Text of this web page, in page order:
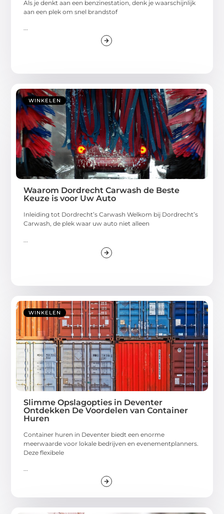
Als je denkt aan een benzinestation, denk je waarschijnlijk
aan een plek om snel brandstof
...
WINKELEN
Waarom Dordrecht Carwash de Beste
Keuze is voor Uw Auto
Inleiding tot Dordrecht’s Carwash Welkom bij Dordrecht’s
Carwash, de plek waar uw auto niet alleen
WINKELEN
Slimme Opslagopties in Deventer
Ontdekken De Voordelen van Container
Huren
Container huren in Deventer biedt een enorme
meerwaarde voor lokale bedrijven en evenementplanners.
Deze flexibele
...